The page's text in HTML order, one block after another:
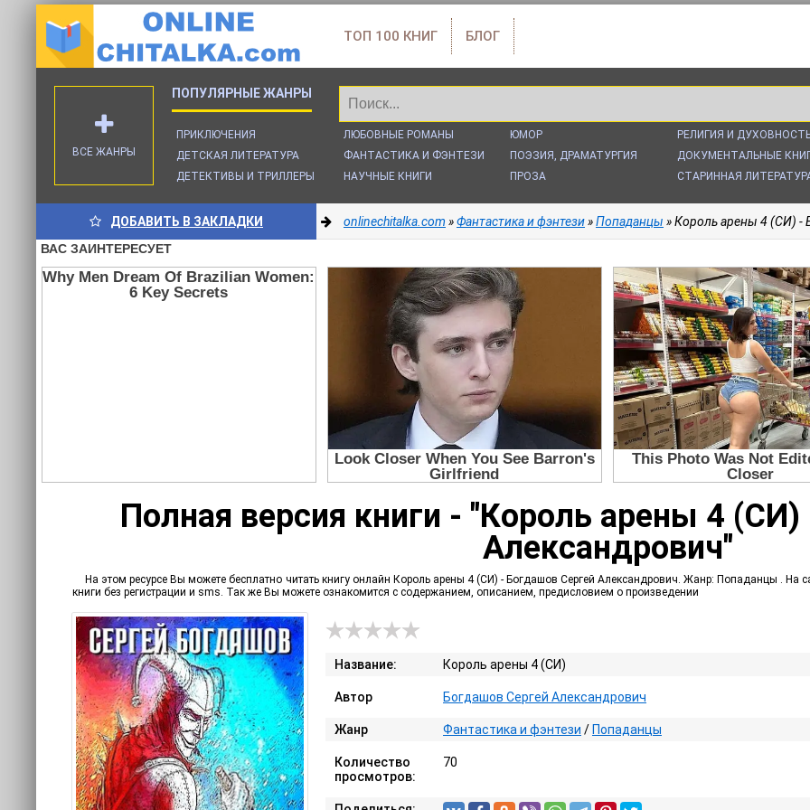
ТОП 100 КНИГ БЛОГ
ПРИКЛЮЧЕНИЯ
ДЕТСКАЯ ЛИТЕРАТУРА
ДЕТЕКТИВЫ И ТРИЛЛЕРЫ
ЛЮБОВНЫЕ РОМАНЫ
ФАНТАСТИКА И ФЭНТЕЗИ
НАУЧНЫЕ КНИГИ
ЮМОР
ПОЭЗИЯ, ДРАМАТУРГИЯ
ПРОЗА
РЕЛИГИЯ И
ДОКУМЕНТАЛЬНЫЕ
СТАРИННАЯ
ВСЕ ЖАНРЫ
ДОБАВИТЬ В ЗАКЛАДКИ onlinechitalka.com »Фантастика и фэнтези»Попаданцы » Король арены 4 (СИ) -
Полная версия книги - "Король арены 4
Александрович"
На этом ресурсе Вы можете бесплатно читать книгу онлайн Король арены 4 (СИ) - Богдашов Сергей Александрович. Жанр: Попаданцы .
книги без регистрации и sms. Так же Вы можете ознакомится с содержанием, описанием, предисловием о произведении
Название: Король арены 4 (СИ)
Автор Богдашов Сергей Александрович
Жанр Фантастика и фэнтези / Попаданцы
Количество
просмотров:
70